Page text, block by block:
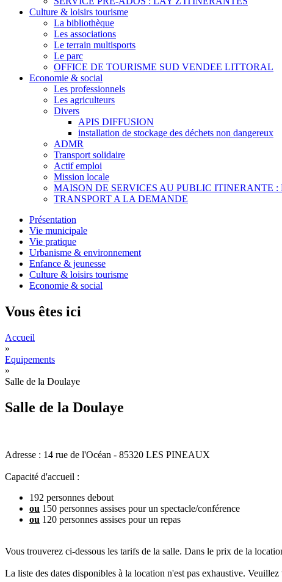
Culture & loisirs tourisme
La bibliothèque
Les associations
Le terrain multisports
Le parc
OFFICE DE TOURISME SUD VENDEE LITTORAL
Economie & social
Les professionnels
Les agriculteurs
Divers
APIS DIFFUSION
installation de stockage des déchets non dangereux
ADMR
Transport solidaire
Actif emploi
Mission locale
MAISON DE SERVICES AU PUBLIC ITINERANTE :
TRANSPORT A LA DEMANDE
Présentation
Vie municipale
Vie pratique
Urbanisme & environnement
Enfance & jeunesse
Culture & loisirs tourisme
Economie & social
Vous êtes ici
Accueil
»
Equipements
»
Salle de la Doulaye
Salle de la Doulaye
Adresse : 14 rue de l'Océan - 85320 LES PINEAUX
Capacité d'accueil :
192 personnes debout
ou 150 personnes assises pour un spectacle/conférence
ou 120 personnes assises pour un repas
Vous trouverez ci-dessous les tarifs de la salle. Dans le prix de la
La liste des dates disponibles à la location n'est pas exhaustive.